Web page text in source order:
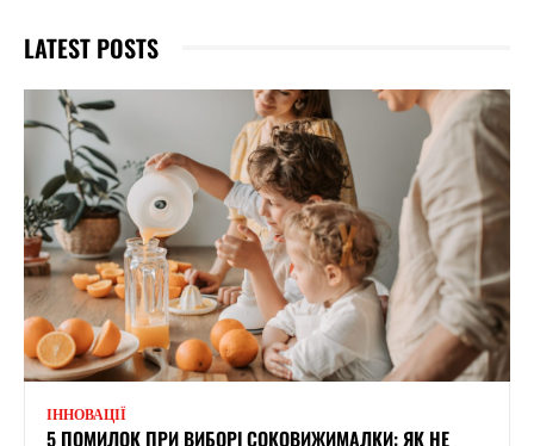
LATEST POSTS
ІННОВАЦІЇ
5 ПОМИЛОК ПРИ ВИБОРІ СОКОВИЖИМАЛКИ: ЯК НЕ